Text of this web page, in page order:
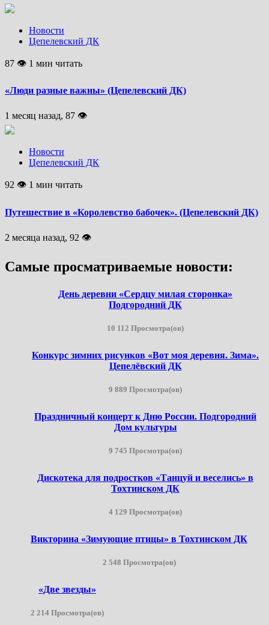
Новости
Цепелевский ДК
87 👁 1 мин читать
«Люди разные важны» (Цепелевский ДК)
1 месяц назад, 87 👁
Новости
Цепелевский ДК
92 👁 1 мин читать
Путешествие в «Королевство бабочек». (Цепелевский ДК)
2 месяца назад, 92 👁
Самые просматриваемые новости:
День деревни «Сердцу милая сторонка»
Подгородний ДК
10 112 Просмотра(ов)
Конкурс зимних рисунков «Вот моя деревня. Зима».
Цепелёвский ДК
9 889 Просмотра(ов)
Праздничный концерт к Дню России. Подгородний
Дом культуры
9 745 Просмотра(ов)
Дискотека для подростков «Танцуй и веселись» в
Тохтинском ДК
4 129 Просмотра(ов)
Викторина «Зимующие птицы» в Тохтинском ДК
2 548 Просмотра(ов)
«Две звезды»
2 214 Просмотра(ов)